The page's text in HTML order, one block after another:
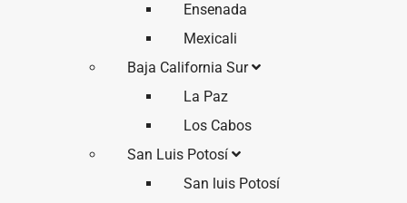
Ensenada
Mexicali
Baja California Sur
La Paz
Los Cabos
San Luis Potosí
San luis Potosí